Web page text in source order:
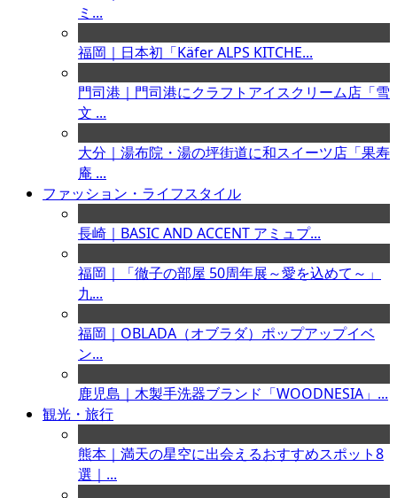
ミ...
福岡｜日本初「Käfer ALPS KITCHE...
門司港｜門司港にクラフトアイスクリーム店「雪
文 ...
大分｜湯布院・湯の坪街道に和スイーツ店「果寿
庵 ...
ファッション・ライフスタイル
長崎｜BASIC AND ACCENT アミュプ...
福岡｜「徹子の部屋 50周年展～愛を込めて～」
九...
福岡｜OBLADA（オブラダ）ポップアップイベ
ン...
鹿児島｜木製手洗器ブランド「WOODNESIA」...
観光・旅行
熊本｜満天の星空に出会えるおすすめスポット8
選｜...